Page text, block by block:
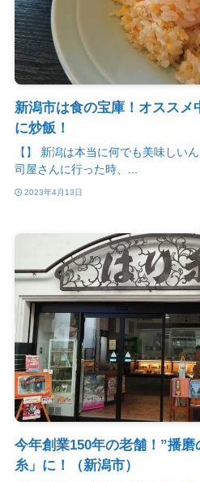
新潟市は食の宝庫！オススメ
に炒飯！
【】 新潟は本当に何でも美味しい
司屋さんに行った時、...
2023年4月13日
今年創業150年の老舗！”播磨
糸」に！（新潟市）